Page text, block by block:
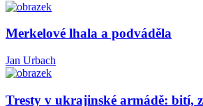
Merkelové lhala a podváděla
Jan Urbach
Tresty v ukrajinské armádě: bití,